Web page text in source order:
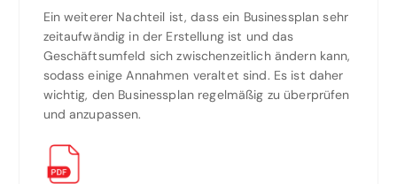
Ein weiterer Nachteil ist, dass ein Businessplan sehr
zeitaufwändig in der Erstellung ist und das
Geschäftsumfeld sich zwischenzeitlich ändern kann,
sodass einige Annahmen veraltet sind. Es ist daher
wichtig, den Businessplan regelmäßig zu überprüfen
und anzupassen.